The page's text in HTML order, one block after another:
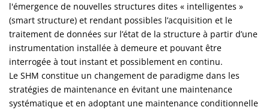
l'émergence de nouvelles structures dites « intelligentes »
(smart structure) et rendant possibles l’acquisition et le
traitement de données sur l’état de la structure à partir d’une
instrumentation installée à demeure et pouvant être
interrogée à tout instant et possiblement en continu.
Le SHM constitue un changement de paradigme dans les
stratégies de maintenance en évitant une maintenance
systématique et en adoptant une maintenance conditionnelle